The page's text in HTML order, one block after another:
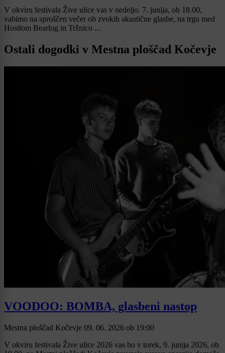
V okviru festivala Žive ulice vas v nedeljo. 7. junija, ob 18.00,
vabimo na sproščen večer ob zvokih akustične glasbe, na trgu med
Hostlom Bearlog in Tržnico ...
Ostali dogodki v Mestna ploščad Kočevje
VOODOO: BOMBA, glasbeni nastop
Mestna ploščad Kočevje 09. 06. 2026 ob 19:00
V okviru festivala Žive ulice 2026 vas bo v torek, 9. junija 2026, ob